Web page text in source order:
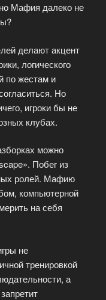
Мафия далеко не
делают акцент
логического
по жестам и
Но
игроки бы не
клубах.
можно
Побег из
ролей. Мафию
компьютерной
на себя
не
тренировкой
а